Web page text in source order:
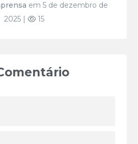
em 5 de dezembro de
2025 |
15